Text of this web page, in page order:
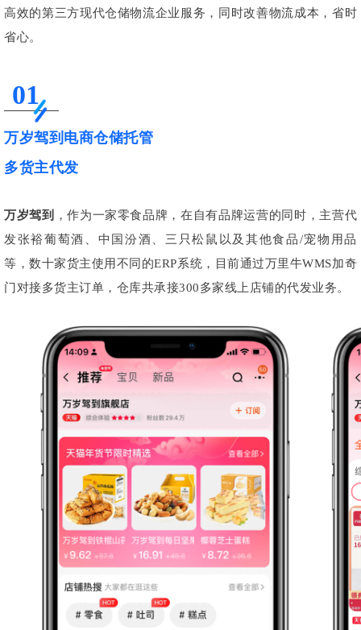
高效的第三方现代仓储物流企业服务，同时改善物流成本，省时
省心。
01
万岁驾到电商仓储托管
多货主代发
万岁驾到
，作为一家零食品牌，在自有品牌运营的同时，主营代
发张裕葡萄酒、中国汾酒、三只松鼠以及其他食品/宠物用品
等，数十家货主使用不同的ERP系统，目前通过万里牛WMS加奇
门对接多货主订单，仓库共承接300多家线上店铺的代发业务。